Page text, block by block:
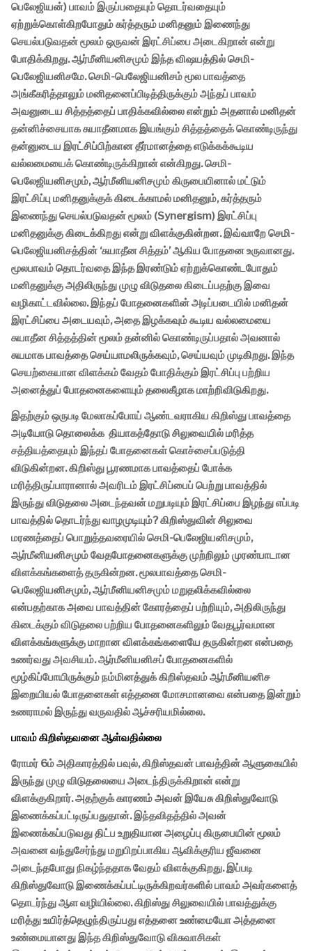
பெலேஜியன்) பாவம் இருப்பதையும் தொடர்வதையும்
ஏற்றுக்கொள்கிறபோதும் கர்த்தரும் மனிதனும் இணைந்து
செயல்படுவதன் மூலம் ஒருவன் இரட்சிப்பை அடைகிறான் என்று
போதிக்கிறது. ஆர்மீனியனிசமும் இந்த விஷயத்தில் செமி-
பெலேஜியனிசமே. செமி-பெலேஜியனிசம் மூல பாவத்தை
அங்கீகரித்தாலும் மனிதனைப்பிடித்திருக்கும் அந்தப் பாவம்
அவனுடைய சித்தத்தைப் பாதிக்கவில்லை என்றும் அதனால் மனிதன்
தன்னிச்சையாக சுயாதீனமாக இயங்கும் சித்தத்தைக் கொண்டிருந்து
தன்னுடைய இரட்சிப்பிற்கான தீர்மானத்தை எடுக்கக்கூடிய
வல்லமையைக் கொண்டிருக்கிறான் என்கிறது. செமி-
பெலேஜியனிசமும், ஆர்மீனியனிசமும் கிருபையினால் மட்டும்
இரட்சிப்பு மனிதனுக்குக் கிடைக்காமல் மனிதனும், கர்த்தரும்
இணைந்து செயல்படுவதன் மூலம் (Synergism) இரட்சிப்பு
மனிதனுக்கு கிடைக்கிறது என்று விளக்குகின்றன. இவ்வாறே செமி-
பெலேஜியனிசத்தின் ‘சுயாதீன சித்தம்’ ஆகிய போதனை உருவானது.
மூலபாவம் தொடர்வதை இந்த இரண்டும் ஏற்றுக்கொண்டபோதும்
மனிதனுக்கு அதிலிருந்து முழு விடுதலை கிடைப்பதற்கு இவை
வழிகாட்டவில்லை. இந்தப் போதனைகளின் அடிப்படையில் மனிதன்
இரட்சிப்பை அடையவும், அதை இழக்கவும் கூடிய வல்லமையை
சுயாதீன சித்தத்தின் மூலம் தன்னில் கொண்டிருப்பதால் அவனால்
சுயமாக பாவத்தை செய்யாமலிருக்கவும், செய்யவும் முடிகிறது. இந்த
செயற்கையான விளக்கம் வேதம் போதிக்கும் இரட்சிப்பு பற்றிய
அனைத்துப் போதனைகளையும் தலைகீழாக மாற்றிவிடுகிறது.
இதற்கும் ஒருபடி மேலாகப்போய் ஆண்டவராகிய கிறிஸ்து பாவத்தை
அடியோடு தொலைக்க தியாகத்தோடு சிலுவையில் மரித்த
சத்தியத்தையும் இந்தப் போதனைகள் கொச்சைப்படுத்தி
விடுகின்றன. கிறிஸ்து பூரணமாக பாவத்தைப் போக்க
மரித்திருப்பாரானால் அவரிடம் இரட்சிப்பைப் பெற்று பாவத்தில்
இருந்து விடுதலை அடைந்தவன் மறுபடியும் இரட்சிப்பை இழந்து எப்படி
பாவத்தில் தொடர்ந்து வாழமுடியும்? கிறிஸ்துவின் சிலுவை
மரணத்தைப் பொறுத்தவரையில் செமி-பெலேஜியனிசமும்,
ஆர்மீனியனிசமும் வேதபோதனைகளுக்கு முற்றிலும் முரண்பாடான
விளக்கங்களைத் தருகின்றன. மூலபாவத்தை செமி-
பெலேஜியனிசமும், ஆர்மீனியனிசமும் மறுதலிக்கவில்லை
என்பதற்காக அவை பாவத்தின் கோரத்தைப் பற்றியும், அதிலிருந்து
கிடைக்கும் விடுதலை பற்றிய போதனைகளிலும் வேதபூர்வமான
விளக்கங்களுக்கு மாறான விளக்கங்களையே தருகின்றன என்பதை
உணர்வது அவசியம். ஆர்மீனியனிசப் போதனைகளில்
மூழ்கிப்போயிருக்கும் நம்மினத்துக் கிறிஸ்தவம் ஆர்மீனியனிச
இறையியல் போதனைகள் எத்தனை மோசமானவை என்பதை இன்றும்
உணராமல் இருந்து வருவதில் ஆச்சரியமில்லை.
பாவம் கிறிஸ்தவனை ஆள்வதில்லை
ரோமர் 6ம் அதிகாரத்தில் பவுல், கிறிஸ்தவன் பாவத்தின் ஆளுகையில்
இருந்து முழு விடுதலையை அடைந்திருக்கிறான் என்று
விளக்குகிறார். அதற்குக் காரணம் அவன் இயேசு கிறிஸ்துவோடு
இணைக்கப்பட்டிருப்பதுதான். இந்தவிதத்தில் அவன்
இணைக்கப்படுவது திட்ப உறுதியான அழைப்பு கிருபையின் மூலம்
அவனை வந்துசேர்ந்து மறுபிறப்பாகிய ஆவிக்குரிய ஜீவனை
அடைந்தபோது நிகழ்ந்ததாக வேதம் விளக்குகிறது. இப்படி
கிறிஸ்துவோடு இணைக்கப்பட்டிருக்கிறவர்களில் பாவம் அவர்களைத்
தொடர்ந்து ஆள வழியில்லை. கிறிஸ்து சிலுவையில் பாவத்துக்கு
மரித்து உயிர்த்தெழுந்திருப்பது எத்தனை உண்மையோ அத்தனை
உண்மையானது இந்த கிறிஸ்துவோடு விசுவாசிகள்